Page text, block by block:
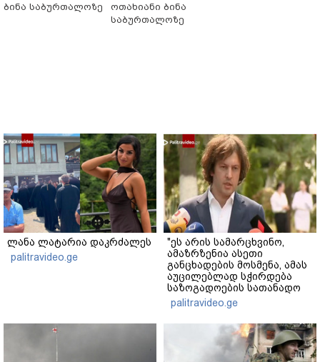
ბინა საბურთალოზე
ოთახიანი ბინა
საბურთალოზე
ლანა ლატარია დაკრძალეს
palitravideo.ge
"ეს არის სამარცხვინო,
ამაზრზენია ასეთი
განცხადების მოსმენა, ამას
აუცილებლად სჭირდება
საზოგადოების სათანადო
რეაქცია" - ირაკლი
კობახიძე
palitravideo.ge